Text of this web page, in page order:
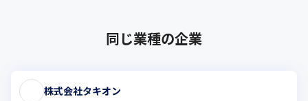
同じ業種の企業
株式会社タキオン